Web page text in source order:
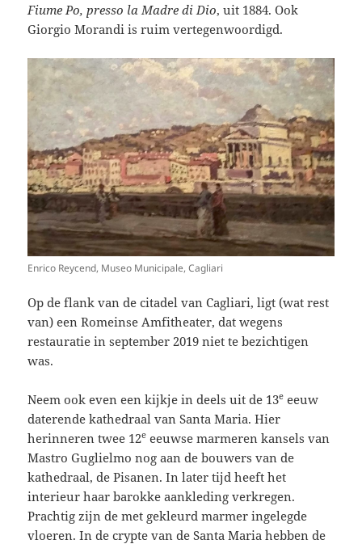
Fiume Po, presso la Madre di Dio, uit 1884. Ook
Giorgio Morandi is ruim vertegenwoordigd.
Enrico Reycend, Museo Municipale, Cagliari
Op de flank van de citadel van Cagliari, ligt (wat rest
van) een Romeinse Amfitheater, dat wegens
restauratie in september 2019 niet te bezichtigen
was.
Neem ook even een kijkje in deels uit de 13e eeuw
daterende kathedraal van Santa Maria. Hier
herinneren twee 12e eeuwse marmeren kansels van
Mastro Guglielmo nog aan de bouwers van de
kathedraal, de Pisanen. In later tijd heeft het
interieur haar barokke aankleding verkregen.
Prachtig zijn de met gekleurd marmer ingelegde
vloeren. In de crypte van de Santa Maria hebben de